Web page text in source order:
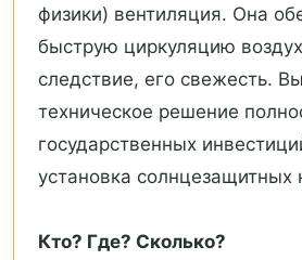
физики) вентиляция. Она
быструю циркуляцию
следствие, его свежесть.
техническое решение
государственных
установка солнцезащитных
Кто? Где? Сколько?